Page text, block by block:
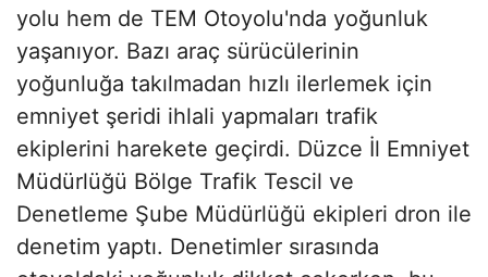
yolu hem de TEM Otoyolu'nda yoğunluk
yaşanıyor. Bazı araç sürücülerinin
yoğunluğa takılmadan hızlı ilerlemek için
emniyet şeridi ihlali yapmaları trafik
ekiplerini harekete geçirdi. Düzce İl Emniyet
Müdürlüğü Bölge Trafik Tescil ve
Denetleme Şube Müdürlüğü ekipleri dron ile
denetim yaptı. Denetimler sırasında